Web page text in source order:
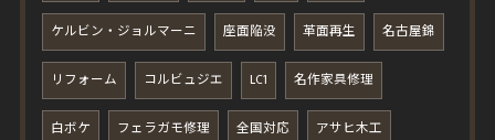
ケルビン・ジョルマーニ 座面陥没 革面再生 名古屋錦
リフォーム コルビュジエ LC1 名作家具修理
白ボケ フェラガモ修理 全国対応 アサヒ木工